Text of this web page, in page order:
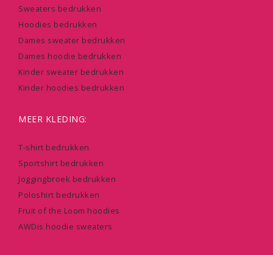
Sweaters bedrukken
Hoodies bedrukken
Dames sweater bedrukken
Dames hoodie bedrukken
Kinder sweater bedrukken
Kinder hoodies bedrukken
MEER KLEDING:
T-shirt bedrukken
Sportshirt bedrukken
Joggingbroek bedrukken
Poloshirt bedrukken
Fruit of the Loom hoodies
AWDis hoodie sweaters